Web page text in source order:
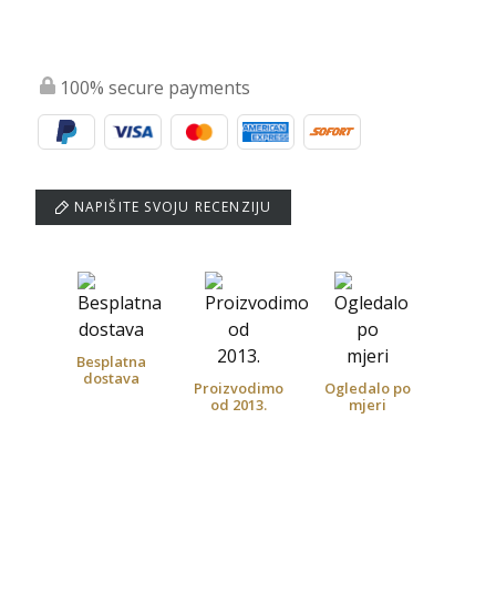
100% secure payments
NAPIŠITE SVOJU RECENZIJU
Besplatna
dostava
Proizvodimo
od 2013.
Ogledalo po
mjeri